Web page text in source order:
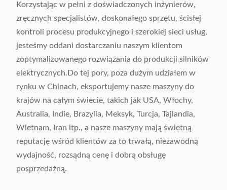
Korzystając w pełni z doświadczonych inżynierów,
zręcznych specjalistów, doskonałego sprzętu, ścisłej
kontroli procesu produkcyjnego i szerokiej sieci usług,
jesteśmy oddani dostarczaniu naszym klientom
zoptymalizowanego rozwiązania do produkcji silników
elektrycznych.Do tej pory, poza dużym udziałem w
rynku w Chinach, eksportujemy nasze maszyny do
krajów na całym świecie, takich jak USA, Włochy,
Australia, Indie, Brazylia, Meksyk, Turcja, Tajlandia,
Wietnam, Iran itp., a nasze maszyny mają świetną
reputację wśród klientów za to trwałą, niezawodną
wydajność, rozsądną cenę i dobrą obsługę
posprzedażną.